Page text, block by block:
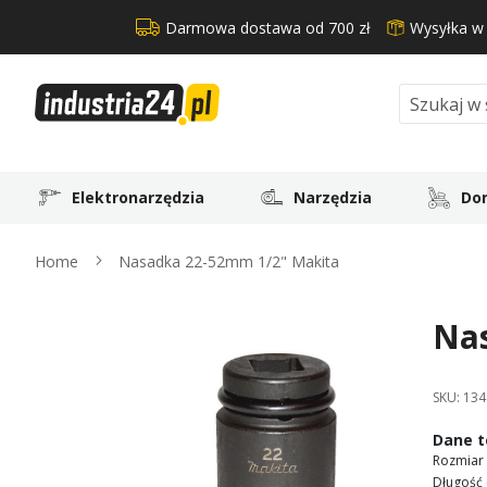
Darmowa dostawa od 700 zł Wysyłka
Search
Elektronarzędzia Narzędzia
Home Nasadka 22-52mm 1/2" Makita
SKU:
Dane
Rozmiar